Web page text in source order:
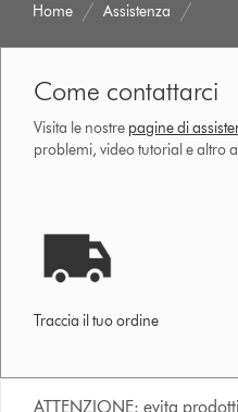
Home Assistenza
Come contattarci
Visita le nostre pagine di
problemi, video tutorial e altro
Traccia il tuo ordine
ATTENZIONE: evita